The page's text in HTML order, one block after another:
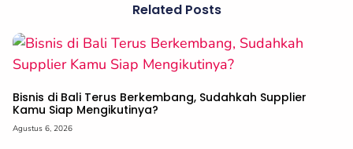
Related Posts
Bisnis di Bali Terus Berkembang, Sudahkah Supplier
Kamu Siap Mengikutinya?
Agustus 6, 2026